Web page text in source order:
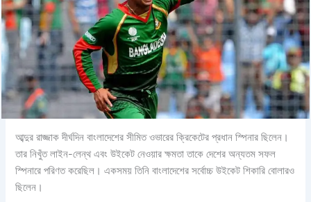
আব্দুর রাজ্জাক দীর্ঘদিন বাংলাদেশের সীমিত ওভারের ক্রিকেটের প্রধান স্পিনার ছিলেন।
তার নিখুঁত লাইন-লেন্থ এবং উইকেট নেওয়ার ক্ষমতা তাকে দেশের অন্যতম সফল
স্পিনারে পরিণত করেছিল। একসময় তিনি বাংলাদেশের সর্বোচ্চ উইকেট শিকারি বোলারও
ছিলেন।